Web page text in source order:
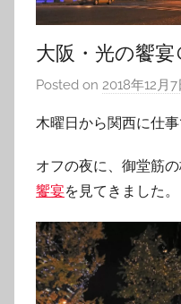
大阪・光の饗宴
Posted on 2018年12月7
木曜日から関西に仕事
オフの夜に、御堂筋
饗宴を見てきました。